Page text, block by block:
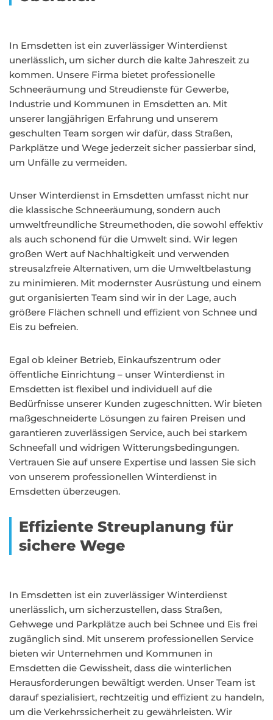
In Emsdetten ist ein zuverlässiger Winterdienst
unerlässlich, um sicher durch die kalte Jahreszeit zu
kommen. Unsere Firma bietet professionelle
Schneeräumung und Streudienste für Gewerbe,
Industrie und Kommunen in Emsdetten an. Mit
unserer langjährigen Erfahrung und unserem
geschulten Team sorgen wir dafür, dass Straßen,
Parkplätze und Wege jederzeit sicher passierbar sind,
um Unfälle zu vermeiden.
Unser Winterdienst in Emsdetten umfasst nicht nur
die klassische Schneeräumung, sondern auch
umweltfreundliche Streumethoden, die sowohl effektiv
als auch schonend für die Umwelt sind. Wir legen
großen Wert auf Nachhaltigkeit und verwenden
streusalzfreie Alternativen, um die Umweltbelastung
zu minimieren. Mit modernster Ausrüstung und einem
gut organisierten Team sind wir in der Lage, auch
größere Flächen schnell und effizient von Schnee und
Eis zu befreien.
Egal ob kleiner Betrieb, Einkaufszentrum oder
öffentliche Einrichtung – unser Winterdienst in
Emsdetten ist flexibel und individuell auf die
Bedürfnisse unserer Kunden zugeschnitten. Wir bieten
maßgeschneiderte Lösungen zu fairen Preisen und
garantieren zuverlässigen Service, auch bei starkem
Schneefall und widrigen Witterungsbedingungen.
Vertrauen Sie auf unsere Expertise und lassen Sie sich
von unserem professionellen Winterdienst in
Emsdetten überzeugen.
Effiziente Streuplanung für
sichere Wege
In Emsdetten ist ein zuverlässiger Winterdienst
unerlässlich, um sicherzustellen, dass Straßen,
Gehwege und Parkplätze auch bei Schnee und Eis frei
zugänglich sind. Mit unserem professionellen Service
bieten wir Unternehmen und Kommunen in
Emsdetten die Gewissheit, dass die winterlichen
Herausforderungen bewältigt werden. Unser Team ist
darauf spezialisiert, rechtzeitig und effizient zu handeln,
um die Verkehrssicherheit zu gewährleisten. Wir